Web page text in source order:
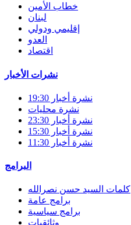
خطاب الأمين
لبنان
إقليمي ودولي
العدو
اقتصاد
نشرات الأخبار
نشرة أخبار 19:30
نشرة محليات
نشرة أخبار 23:30
نشرة أخبار 15:30
نشرة أخبار 11:30
البرامج
كلمات السيد حسن نصرالله
برامج عامة
برامج سياسية
وثائقيات